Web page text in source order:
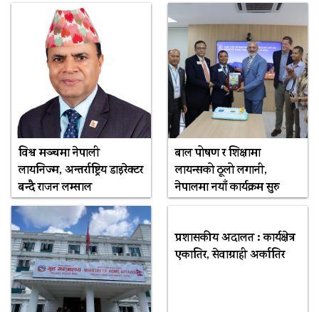
विश्व मञ्चमा नेपाली
लायनिज्म, अन्तर्राष्ट्रिय डाइरेक्टर
बन्दै राजन लम्साल
बाल पोषण र शिक्षामा
लायन्सको ठूलो लगानी,
नेपालमा नयाँ कार्यक्रम सुरु
प्रशासकीय अदालत : कार्यक्षेत्र
एकातिर, सेवाग्राही अर्कातिर